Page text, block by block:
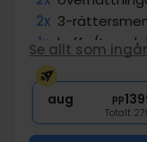
2x 3-
1x kaffe/te och
1x
1 välkomstdrink
∞ Gratis entré
Se allt som ingår
aug pp
Totalt